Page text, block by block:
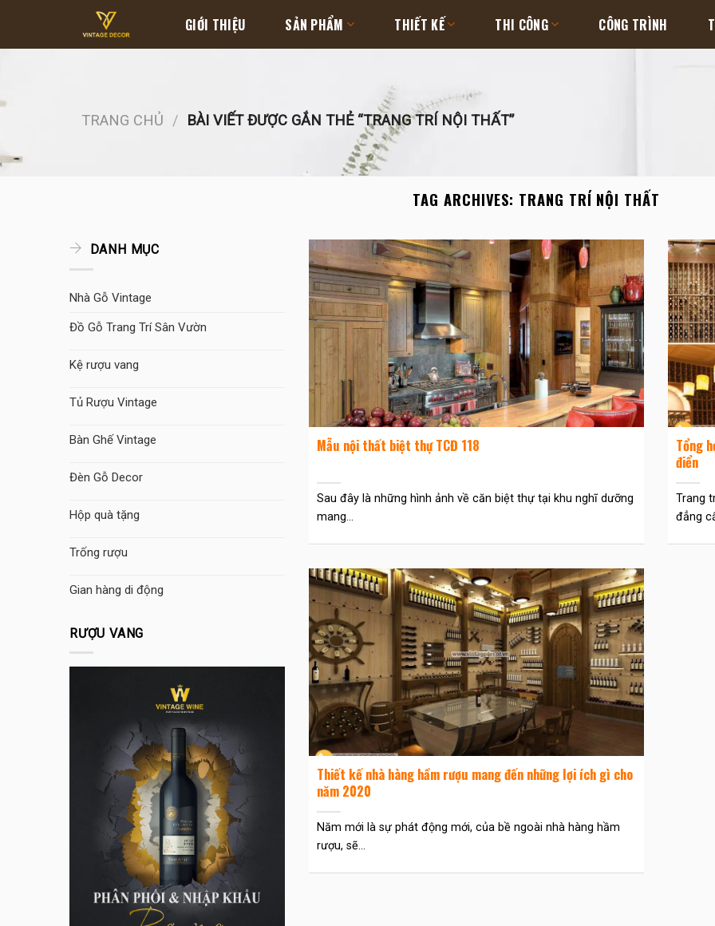
content
GIỚI THIỆU SẢN PHẨM THIẾT KẾ THI CÔNG CÔNG TRÌNH
TRANG CHỦ / BÀI VIẾT ĐƯỢC GẮN THẺ “TRANG TRÍ NỘI THẤT”
TAG ARCHIVES: TRANG TRÍ NỘI THẤT
DANH MỤC
Nhà Gỗ Vintage
Đồ Gỗ Trang Trí Sân Vườn
Kệ rượu vang
Tủ Rượu Vintage
Bàn Ghế Vintage
Đèn Gỗ Decor
Hộp quà tặng
Trống rượu
Gian hàng di động
RƯỢU VANG
Mẫu nội thất biệt thự TCĐ 118
Sau đây là những hình ảnh về căn biệt thự tại khu nghĩ dưỡng
mang...
Tổng
điển
Trang
đẳng
Thiết kế nhà hàng hầm rượu mang đến những lợi ích gì cho
năm 2020
Năm mới là sự phát động mới, của bề ngoài nhà hàng hầm
rượu, sẽ...